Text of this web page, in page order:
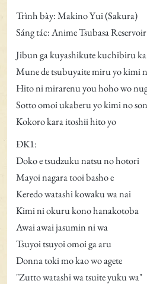
Trình bày: Makino Yui (Sakura)
Sáng tác: Anime Tsubasa
Jibun ga kuyashikute kuchibiru
Mune de tsubuyaite miru yo kimi
Hito ni mirarenu you hoho wo
Sotto omoi ukaberu yo kimi no
Kokoro kara itoshii hito yo
ĐK1:
Doko e tsudzuku natsu no hotori
Mayoi nagara tooi basho e
Keredo watashi kowaku wa nai
Kimi ni okuru kono hanakotoba
Awai awai jasumin ni wa
Tsuyoi tsuyoi omoi ga aru
Donna toki mo kao wo agete
"Zutto watashi wa tsuite yuku wa"